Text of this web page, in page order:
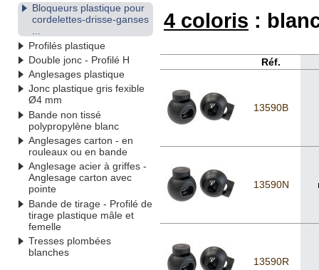
Bloqueurs plastique pour
cordelettes-drisse-ganses
Profilés plastique
Double jonc - Profilé H
Anglesages plastique
Jonc plastique gris fexible
Ø4 mm
Bande non tissé
polypropylène blanc
Anglesages carton - en
rouleaux ou en bande
Anglesage acier à griffes -
Anglesage carton avec
pointe
Bande de tirage - Profilé de
tirage plastique mâle et
femelle
Tresses plombées
blanches
4 coloris :
Réf.
13590B
13590N
13590R